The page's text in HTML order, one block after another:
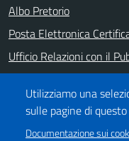
Utilizziamo una
sulle pagine di
Documentazione sui
Albo Pretorio
Posta Elettronica
Ufficio Relazioni con il
Note legali
Informativa privacy